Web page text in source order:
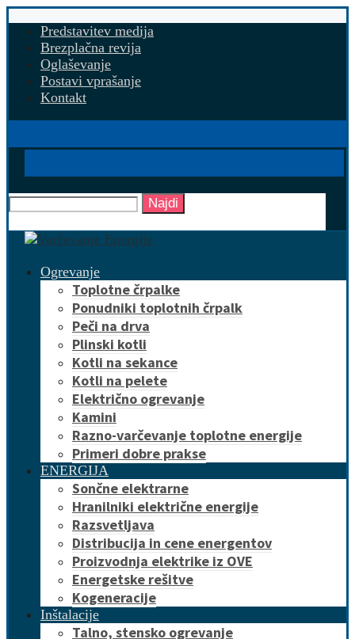
Predstavitev medija
Brezplačna revija
Oglaševanje
Postavi vprašanje
Kontakt
Najdi
Ogrevanje
Toplotne črpalke
Ponudniki toplotnih črpalk
Peči na drva
Plinski kotli
Kotli na sekance
Kotli na pelete
Električno ogrevanje
Kamini
Razno-varčevanje toplotne energije
Primeri dobre prakse
ENERGIJA
Sončne elektrarne
Hranilniki električne energije
Razsvetljava
Distribucija in cene energentov
Proizvodnja elektrike iz OVE
Energetske rešitve
Kogeneracije
Inštalacije
Talno, stensko ogrevanje